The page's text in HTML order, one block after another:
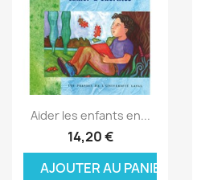
Aperçu rapide
Aider les enfants en...
14,20 €
AJOUTER AU PANIER